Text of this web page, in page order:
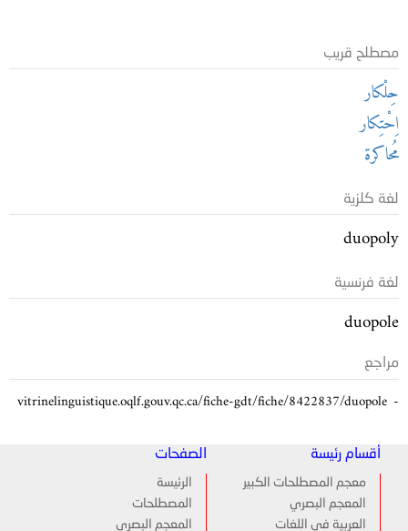
مصطلح قريب
حِلْكار
اِحْتِكار
مُحاكرة
لغة كلزية
duopoly
لغة فرنسية
duopole
مراجع
vitrinelinguistique.oqlf.gouv.qc.ca/fiche-gdt/fiche/8422837/duopole
أقسام رئيسة
معجم المصطلحات الكبير
المعجم البصري
العربية في اللغات
الصفحات
الرئيسة
المصطلحات
المعجم البصري